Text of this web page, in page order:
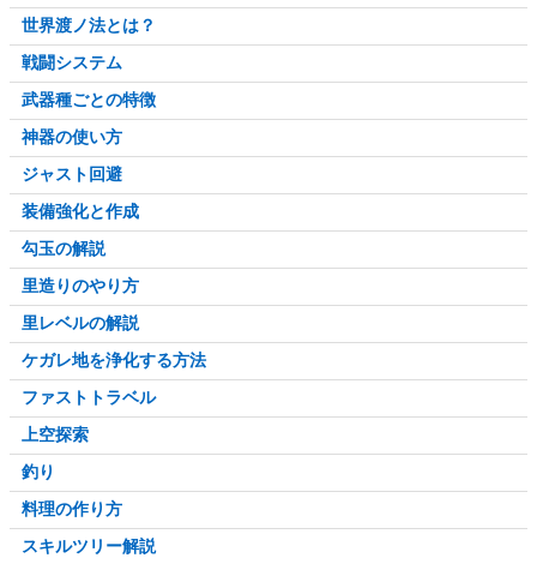
世界渡ノ法とは？
戦闘システム
武器種ごとの特徴
神器の使い方
ジャスト回避
装備強化と作成
勾玉の解説
里造りのやり方
里レベルの解説
ケガレ地を浄化する方法
ファストトラベル
上空探索
釣り
料理の作り方
スキルツリー解説